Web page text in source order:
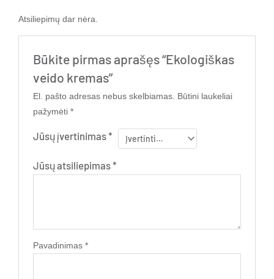
Atsiliepimų dar nėra.
Būkite pirmas aprašęs “Ekologiškas
veido kremas”
El. pašto adresas nebus skelbiamas. Būtini laukeliai
pažymėti*
Jūsų įvertinimas*
Jūsų atsiliepimas*
Pavadinimas*